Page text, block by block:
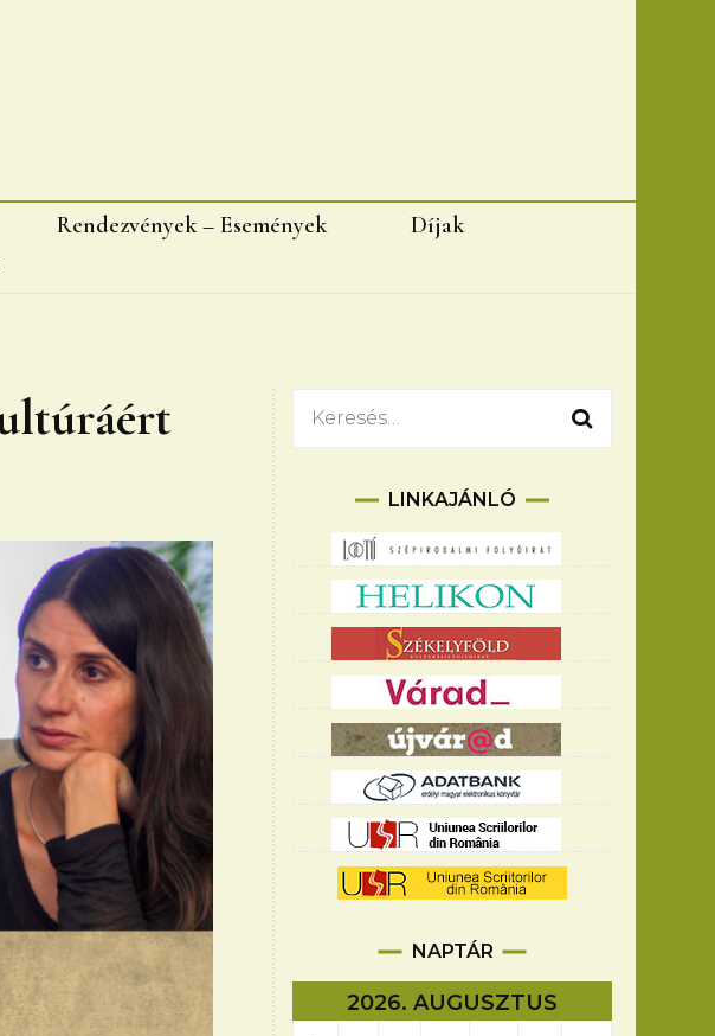
fiok
Rendezvények – Események
Díjak
Keresés:
LINKAJÁNLÓ
NAPTÁR
2026. AUGUSZTUS